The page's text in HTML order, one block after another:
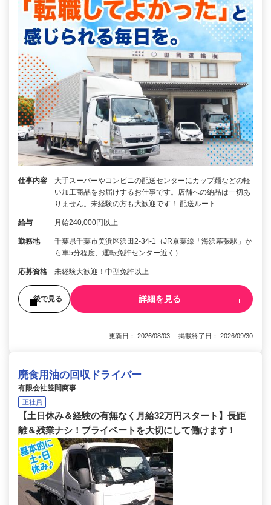
仕事内容
大手スーパーやコンビニの配送センターにカップ麺などの軽
い加工商品をお届けするお仕事です。店舗への納品は一切あ
りません。未経験の方も大歓迎です！ 配送ルート…
給与 月給240,000円以上
勤務地
千葉県千葉市美浜区浜田2-34-1（JR京葉線「海浜幕張駅」か
ら車5分程度、運転免許センター近く）
応募資格 未経験大歓迎！中型免許以上
後で見る 詳細を見る
更新日： 2026/08/03 掲載終了日： 2026/09/30
廃食用油の回収ドライバー
有限会社笠間商事
正社員
【土日休み＆経験の有無なく月給32万円スタート】長距
離＆残業ナシ！プライベートを大切にして働けます！